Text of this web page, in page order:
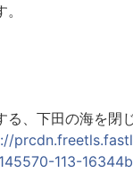
る、下田の海を閉
113-